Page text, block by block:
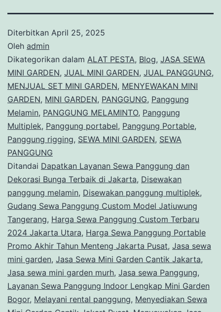
Diterbitkan April 25, 2025
Oleh admin
Dikategorikan dalam ALAT PESTA, Blog, JASA SEWA
MINI GARDEN, JUAL MINI GARDEN, JUAL PANGGUNG,
MENJUAL SET MINI GARDEN, MENYEWAKAN MINI
GARDEN, MINI GARDEN, PANGGUNG, Panggung
Melamin, PANGGUNG MELAMINTO, Panggung
Multiplek, Panggung portabel, Panggung Portable,
Panggung rigging, SEWA MINI GARDEN, SEWA
PANGGUNG
Ditandai Dapatkan Layanan Sewa Panggung dan
Dekorasi Bunga Terbaik di Jakarta, Disewakan
panggung melamin, Disewakan panggung multiplek,
Gudang Sewa Panggung Custom Model Jatiuwung
Tangerang, Harga Sewa Panggung Custom Terbaru
2024 Jakarta Utara, Harga Sewa Panggung Portable
Promo Akhir Tahun Menteng Jakarta Pusat, Jasa sewa
mini garden, Jasa Sewa Mini Garden Cantik Jakarta,
Jasa sewa mini garden murh, Jasa sewa Panggung,
Layanan Sewa Panggung Indoor Lengkap Mini Garden
Bogor, Melayani rental panggung, Menyediakan Sewa